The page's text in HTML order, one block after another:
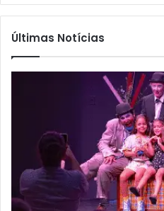
Últimas Notícias